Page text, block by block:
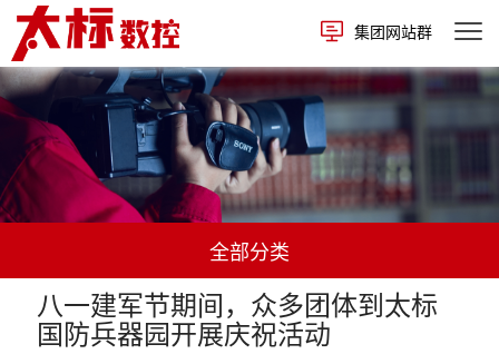
集团网站群
全部分类
八一建军节期间，众多团体到太标
国防兵器园开展庆祝活动